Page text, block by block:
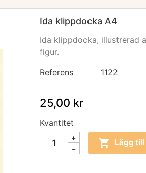
Ida klippdocka A4
Ida klippdocka, illustrerad
figur.
Referens
1122
25,00 kr
Kvantitet
 Lägg